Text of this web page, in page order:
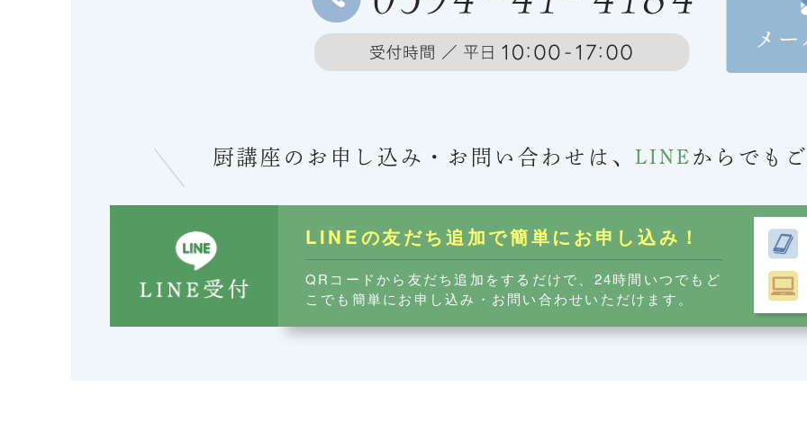
厨講座のお申し込み・お問い合わせは、LINE からでも
LINEの友だち追加で簡単に お申し込み！
QRコードから友だち追加をするだけで、24時間いつでもど
こでも簡単にお申し込み・お問い合わせいただけます。